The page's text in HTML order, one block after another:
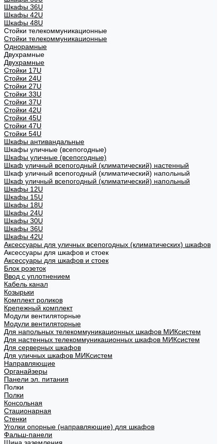
Шкафы 36U
Шкафы 42U
Шкафы 48U
Стойки телекоммуникационные
Стойки телекоммуникационные
Однорамные
Двухрамные
Двухрамные
Стойки 17U
Стойки 24U
Стойки 27U
Стойки 33U
Стойки 37U
Стойки 42U
Стойки 45U
Стойки 47U
Стойки 54U
Шкафы антивандальные
Шкафы уличные (всепогодные)
Шкафы уличные (всепогодные)
Шкаф уличный всепогодный (климатический) настенный
Шкаф уличный всепогодный (климатический) напольный
Шкаф уличный всепогодный (климатический) напольный
Шкафы 12U
Шкафы 15U
Шкафы 18U
Шкафы 24U
Шкафы 30U
Шкафы 36U
Шкафы 42U
Аксессуары для уличных всепогодных (климатических) шкафов
Аксессуары для шкафов и стоек
Аксессуары для шкафов и стоек
Блок розеток
Ввод с уплотнением
Кабель канал
Козырьки
Комплект роликов
Крепежный комплект
Модули вентиляторные
Модули вентиляторные
Для напольных телекоммуникационных шкафов МИКсистем
Для настенных телекоммуникационных шкафов МИКсистем
Для серверных шкафов
Для уличных шкафов МИКсистем
Направляющие
Органайзеры
Панели эл. питания
Полки
Полки
Консольная
Стационарная
Стенки
Уголки опорные (направляющие) для шкафов
Фальш-панели